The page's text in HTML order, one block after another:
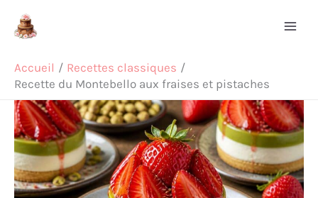
Accueil
Recettes classiques
Recette du Montebello aux fraises et pistaches
Rechercher